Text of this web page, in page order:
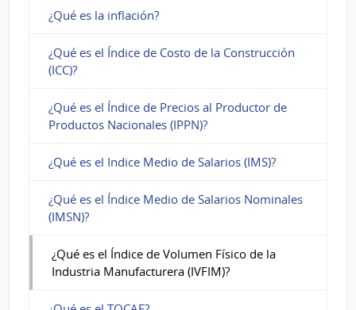
¿Qué es la inflación?
¿Qué es el Índice de Costo de la Construcción
(ICC)?
¿Qué es el Índice de Precios al Productor de
Productos Nacionales (IPPN)?
¿Qué es el Indice Medio de Salarios (IMS)?
¿Qué es el Índice Medio de Salarios Nominales
(IMSN)?
¿Qué es el Índice de Volumen Físico de la
Industria Manufacturera (IVFIM)?